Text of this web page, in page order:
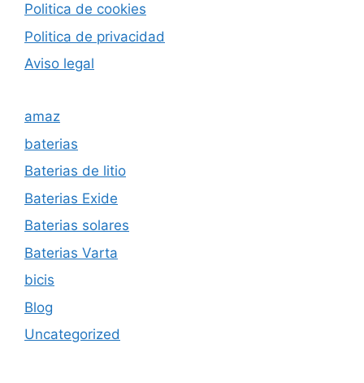
Politica de cookies
Politica de privacidad
Aviso legal
amaz
baterias
Baterias de litio
Baterias Exide
Baterias solares
Baterias Varta
bicis
Blog
Uncategorized